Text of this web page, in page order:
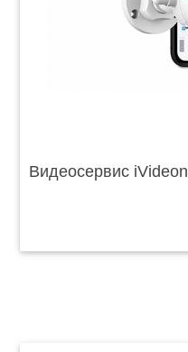
Видеосервис iVideon